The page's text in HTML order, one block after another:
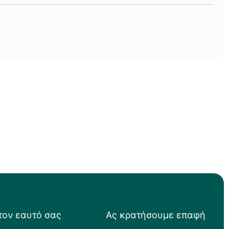
εαυτό σας Ας κρατήσουμε επαφή